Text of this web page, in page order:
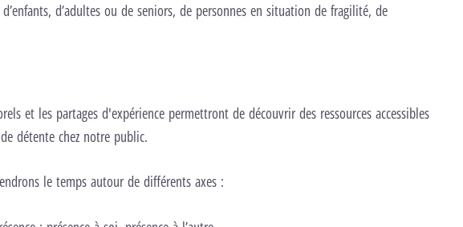
d’adultes ou de seniors, de personnes en situation de fragilité, de
et les partages d'expérience permettront de découvrir des ressources accessibles
détente chez notre public.
le temps autour de différents axes :